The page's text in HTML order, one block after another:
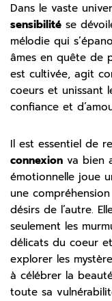
Dans le vaste
sensibilité se
mélodie qui
âmes en quête de
est cultivée, agit
coeurs et unissant
confiance et
Il est essentiel de
connexion va bien
émotionnelle joue
une
désirs de l’autre.
seulement les
délicats du coeur
explorer les
à célébrer la
toute sa